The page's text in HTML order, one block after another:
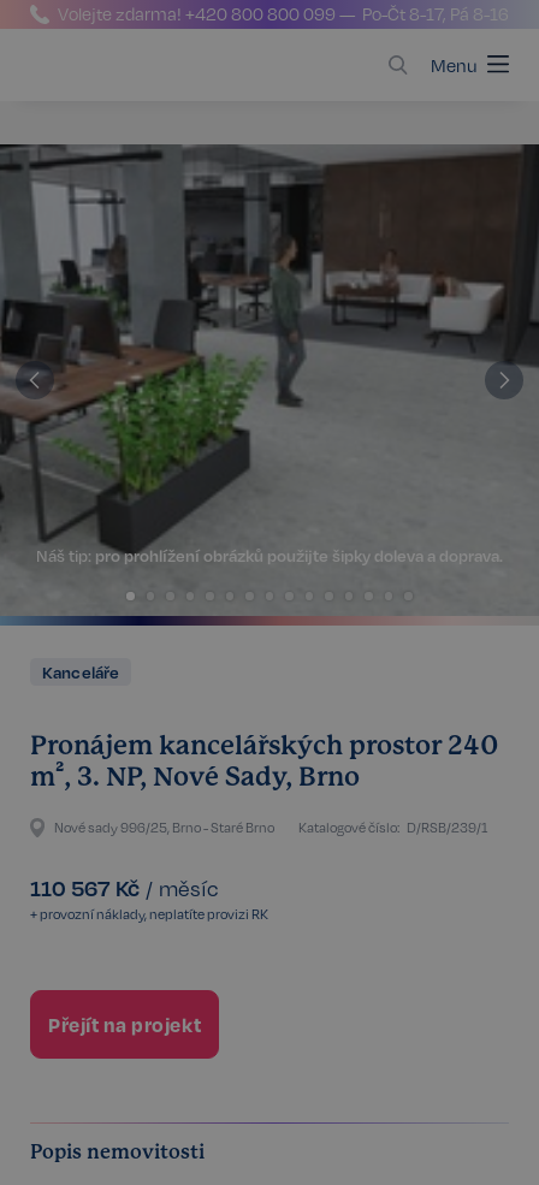
Volejte zdarma!+420 800 800 099 — Po-Čt 8-17, Pá 8-16
Menu
Náš tip: pro prohlížení obrázků použijte šipky doleva a doprava.
Kanceláře
Pronájem kancelářských prostor 240
m², 3. NP, Nové Sady, Brno
Nové sady 996/25, Brno - Staré Brno Katalogové číslo: D/RSB/239/1
110 567 Kč / měsíc
+ provozní náklady, neplatíte provizi RK
Přejít na projekt
Popis nemovitosti